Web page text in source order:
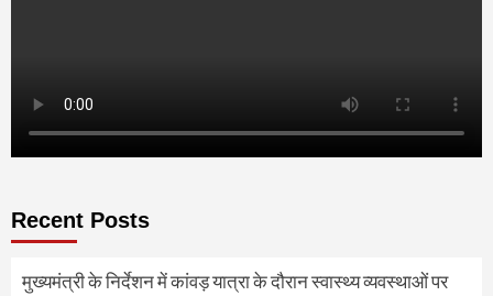
Recent Posts
मुख्यमंत्री के निर्देशन में कांवड़ यात्रा के दौरान स्वास्थ्य व्यवस्थाओं पर